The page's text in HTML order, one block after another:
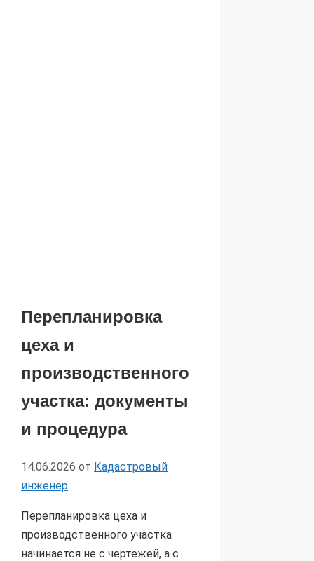
Перепланировка
цеха и
производственного
участка: документы
и процедура
14.06.2026 от Кадастровый
инженер
Перепланировка цеха и
производственного участка
начинается не с чертежей, а с